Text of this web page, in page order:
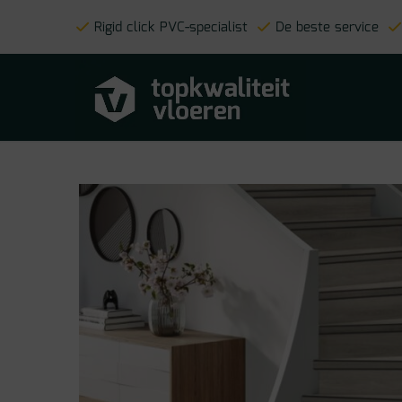
Rigid click PVC-specialist De beste service